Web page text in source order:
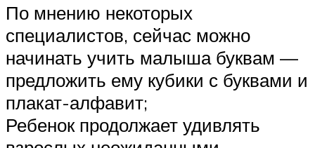
По мнению некоторых
специалистов, сейчас можно
начинать учить малыша буквам —
предложить ему кубики с буквами и
плакат-алфавит;
Ребенок продолжает удивлять